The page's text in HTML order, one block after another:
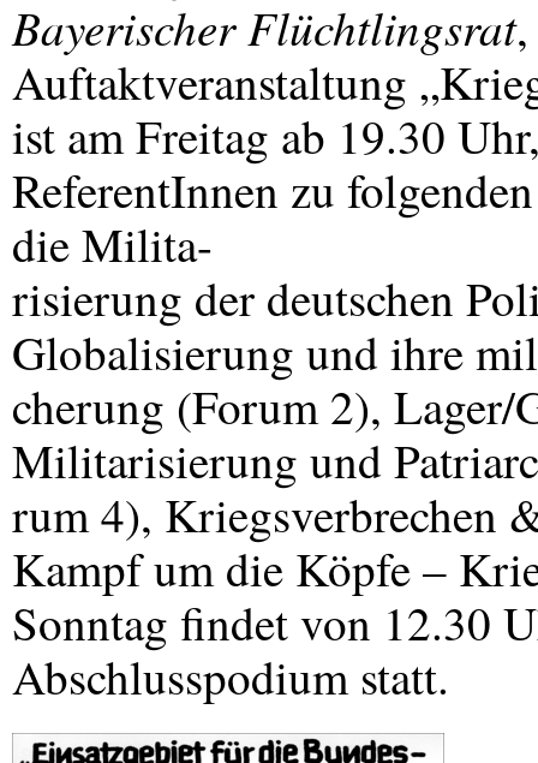
Bayerischer Flüchtlingsrat
Auftaktveranstaltung
ist am Freitag ab 19.30
ReferentInnen zu
die Milita-
risierung der deutschen
Globalisierung und ihre
cherung (Forum 2),
Militarisierung und
rum 4), Kriegsverbrechen
Kampf um die Köpfe –
Sonntag findet von 12.30
Abschlusspodium statt.